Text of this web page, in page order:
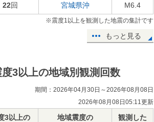
22回 宮城県沖 M6.4
※震度1以上を観測した地震の集計です
もっと見る
度3以上の地域別観測回数
期間：2026年04月30日～2026年08月08日
2026年08月08日05:11更新
3以上の
地域震度の
観測した